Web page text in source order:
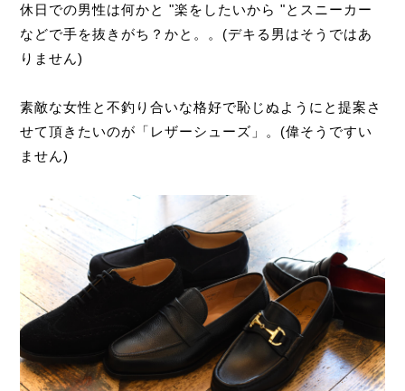
休日での男性は何かと "楽をしたいから "とスニーカー
などで手を抜きがち？かと。。(デキる男はそうではあ
りません)
素敵な女性と不釣り合いな格好で恥じぬようにと提案さ
せて頂きたいのが「レザーシューズ」。(偉そうですい
ません)